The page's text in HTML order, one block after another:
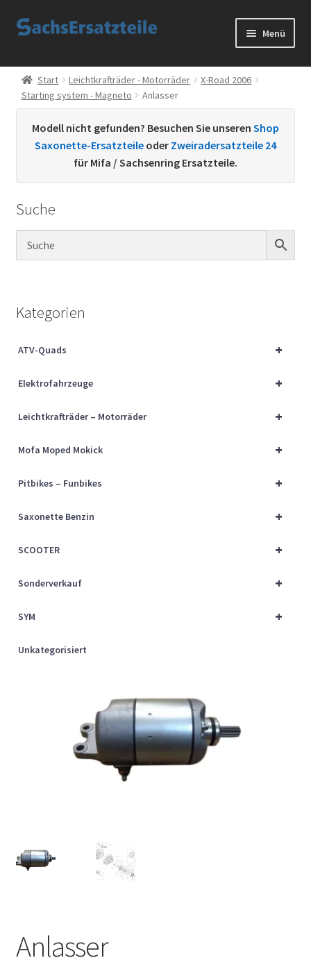
Zur
Zum
Menü
Start
AGB
Datenschutzerklärung
Kontakt
Sachs Ersatzteile
Über uns
Start Leichtkrafträder - Motorräder
X-Road 2006
Starting system - Magneto
Anlasser
Modell nicht gefunden? Besuchen Sie unseren Shop
Saxonette-Ersatzteile oder Zweiradersatzteile 24
für Mifa / Sachsenring Ersatzteile.
Suche
Kategorien
+
ATV-Quads
+
Elektrofahrzeuge
+
Leichtkrafträder – Motorräder
+
Mofa Moped Mokick
+
Pitbikes – Funbikes
+
Saxonette Benzin
+
SCOOTER
+
Sonderverkauf
+
SYM
Unkategorisiert
Anlasser